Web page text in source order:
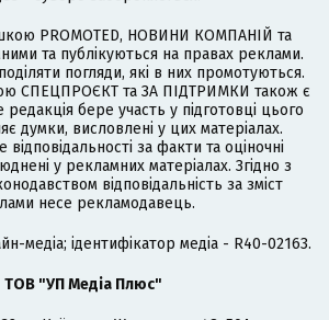
PROMOTED, НОВИНИ КОМПАНІЙ та
та публікуються на правах реклами.
погляди, які в них промотуються.
СПЕЦПРОЄКТ та ЗА ПІДТРИМКИ також є
бере участь у підготовці цього
думки, висловлені у цих матеріалах.
відповідальності за факти та оціночні
у рекламних матеріалах. Згідно з
відповідальність за зміст
несе рекламодавець.
медіа; ідентифікатор медіа - R40-02163.
ТОВ "УП Медіа Плюс"